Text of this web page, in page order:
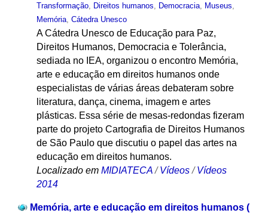
Transformação, Direitos humanos Democracia, Museus
Memória, Cátedra Unesco
A Cátedra Unesco de Educação para Paz,
Direitos Humanos, Democracia e Tolerância,
sediada no IEA, organizou o encontro Memória,
arte e educação em direitos humanos onde
especialistas de várias áreas debateram sobre
literatura, dança, cinema, imagem e artes
plásticas. Essa série de mesas-redondas fizeram
parte do projeto Cartografia de Direitos Humanos
de São Paulo que discutiu o papel das artes na
educação em direitos humanos.
Localizado em MIDIATECA /Vídeos /Vídeos
2014
Memória, arte e educação em direitos humanos (